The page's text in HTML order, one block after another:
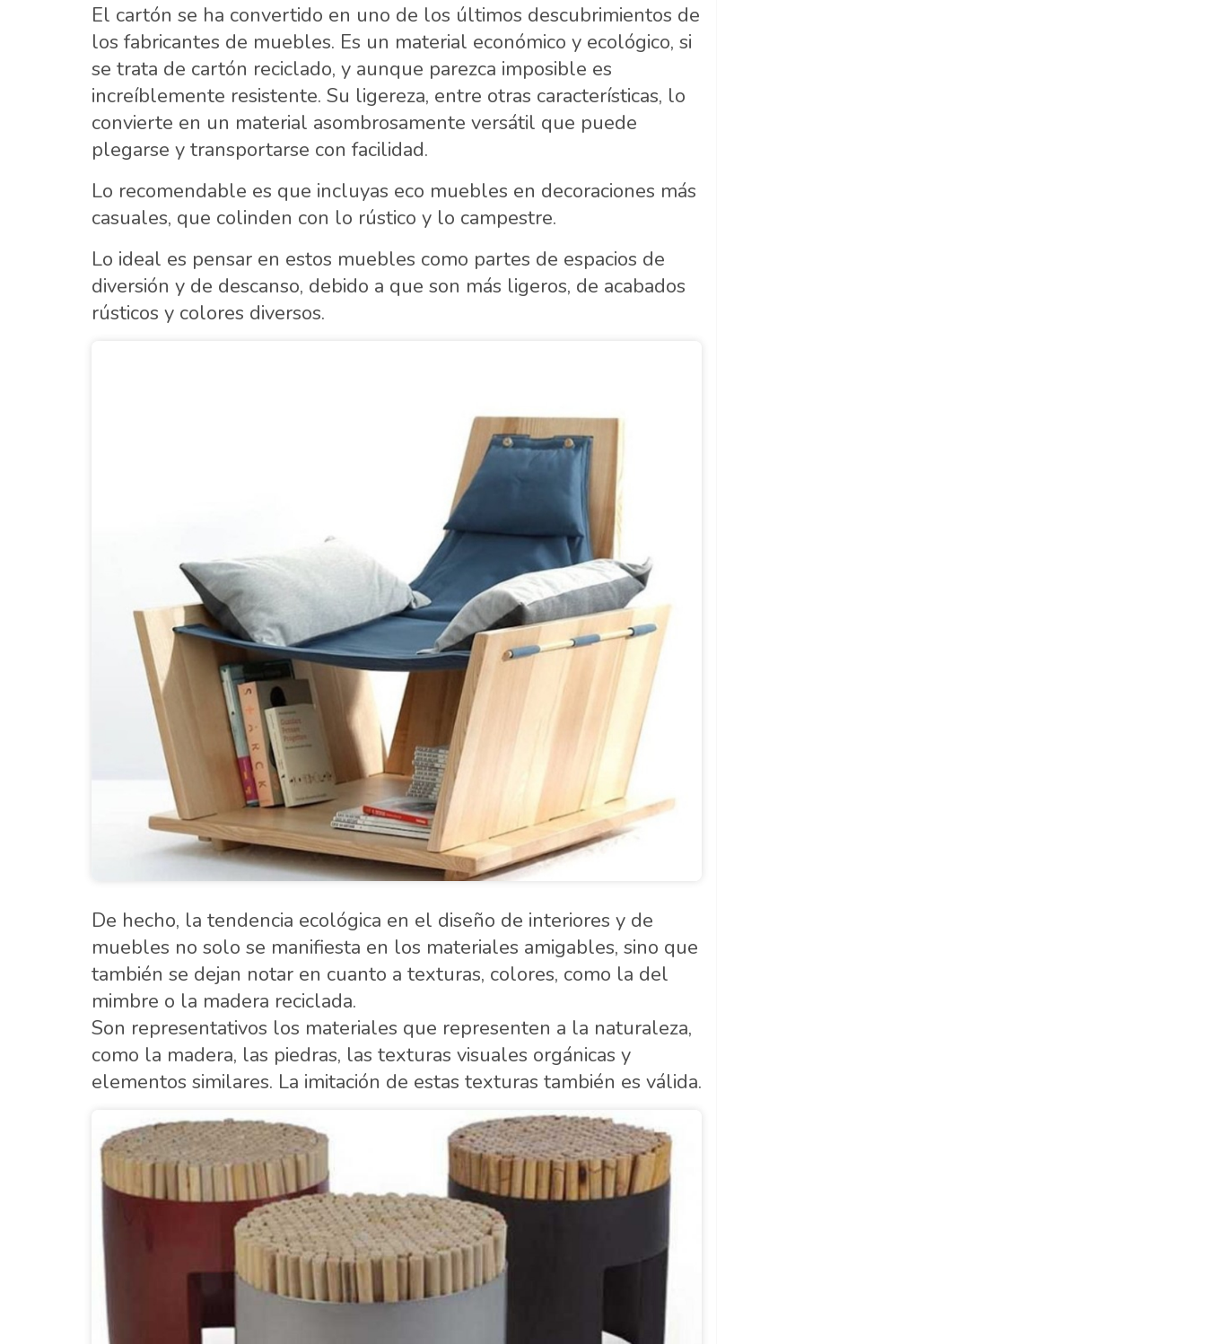
El cartón se ha convertido en uno de los últimos descubrimientos de
los fabricantes de muebles. Es un material económico y ecológico, si
se trata de cartón reciclado, y aunque parezca imposible es
increíblemente resistente. Su ligereza, entre otras características, lo
convierte en un material asombrosamente versátil que puede
plegarse y transportarse con facilidad.
Lo recomendable es que incluyas eco muebles en decoraciones más
casuales, que colinden con lo rústico y lo campestre.
Lo ideal es pensar en estos muebles como partes de espacios de
diversión y de descanso, debido a que son más ligeros, de acabados
rústicos y colores diversos.
De hecho, la tendencia ecológica en el diseño de interiores y de
muebles no solo se manifiesta en los materiales amigables, sino que
también se dejan notar en cuanto a texturas, colores, como la del
mimbre o la madera reciclada.
Son representativos los materiales que representen a la naturaleza,
como la madera, las piedras, las texturas visuales orgánicas y
elementos similares. La imitación de estas texturas también es válida.